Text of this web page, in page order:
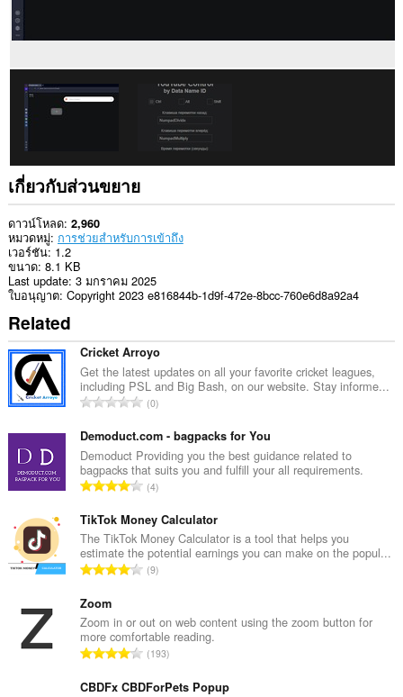
เกี่ยวกับส่วนขยาย
ดาวน์โหลด 2,960
หมวดหมู่ การช่วยสำหรับการเข้าถึง
เวอร์ชัน 1.2
ขนาด 8.1 KB
Last update 3 มกราคม 2025
ใบอนุญาต Copyright 2023 e816844b-1d9f-472e-8bcc-760e6d8a92a4
Related
Cricket Arroyo
Get the latest updates on all your favorite cricket leagues,
including PSL and Big Bash, on our website. Stay informe...
จำ
ว
น
ค
ะ
น
น
ร
ว
ทั้
ง
ห
ด
0
Demoduct.com - bagpacks for You
Demoduct Providing you the best guidance related to
bagpacks that suits you and fulfill your all requirements.
จำ
ว
น
ค
ะ
น
ร
ว
ม
4
TikTok Money Calculator
The TikTok Money Calculator is a tool that helps you
estimate the potential earnings you can make on the popul...
จำ
น
ค
ะ
9
Zoom
Zoom in or out on web content using the zoom button for
more comfortable reading.
จำ
ว
193
CBDFx CBDForPets Popup